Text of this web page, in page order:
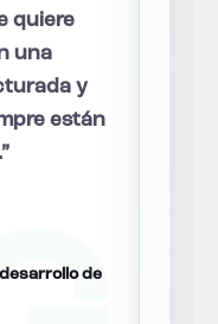
y
una
futuro.”